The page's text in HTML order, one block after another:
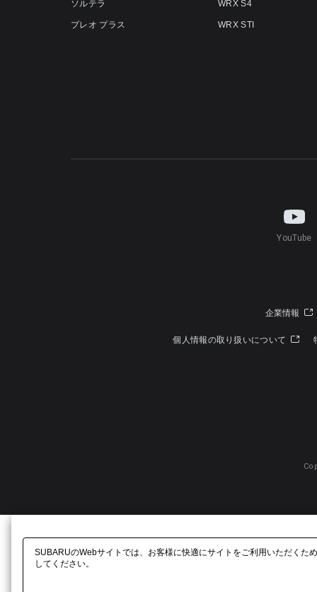
ソルテラ
プレオ プラス
WRX S4
WRX STI
YouTube
企業情報
個人情報の取り扱いについて
SUBARUのWebサイトでは、お客様に快適にサイトをご利用いただく
してください。​